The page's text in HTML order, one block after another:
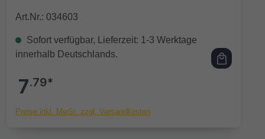
Art.Nr.: 034603
Sofort verfügbar, Lieferzeit: 1-3 Werktage
innerhalb Deutschlands.
7.79*
Preise inkl. MwSt. zzgl. Versandkosten